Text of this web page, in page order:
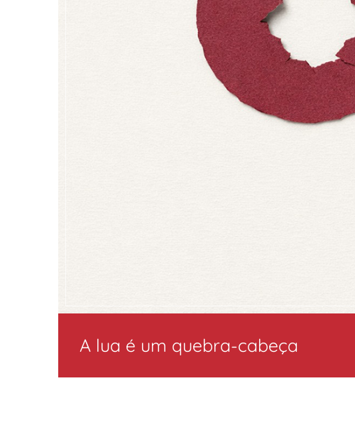
A lua é um quebra-cabeça